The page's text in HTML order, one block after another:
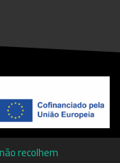
recolhem
Profissional da